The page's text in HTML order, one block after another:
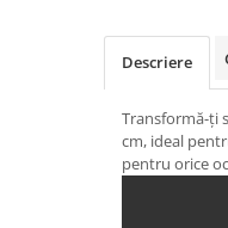
Descriere
Transformă-ți
cm, ideal
pentru orice